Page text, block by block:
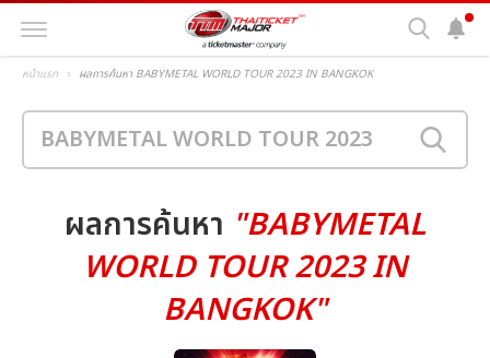
หน้าแรก ผลการค้นหา BABYMETAL WORLD TOUR 2023 IN BANGKOK
ผลการค้นหา "BABYMETAL
WORLD TOUR 2023 IN
BANGKOK"